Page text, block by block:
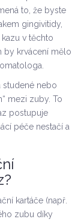
to, že byste
gingivitidy,
v těchto
by krvácení mělo
studené nebo
mezi zuby. To
postupuje
péče nestačí a
kartáče (např.
zubu díky